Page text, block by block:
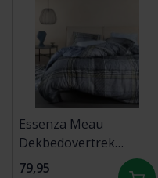
Essenza Meau
Dekbedovertrek
140x200/220 Global
79,95